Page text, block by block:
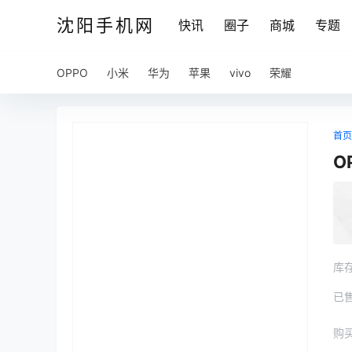
沈阳手机网 快讯 圈子 商城 专题
OPPO 小米 华为 苹果 vivo 荣耀
首页
库
已
购